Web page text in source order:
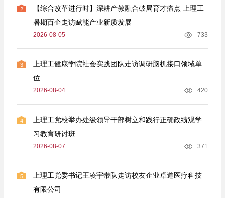
2
【综合改革进行时】深耕产教融合破局育才痛点 上理工
暑期百企走访赋能产业新质发展
2026-08-05 733
3
上理工健康学院社会实践团队走访调研脑机接口领域单
位
2026-08-04 420
4
上理工党校举办处级领导干部树立和践行正确政绩观学
习教育研讨班
2026-08-07 371
5
上理工党委书记王凌宇带队走访校友企业卓道医疗科技
有限公司